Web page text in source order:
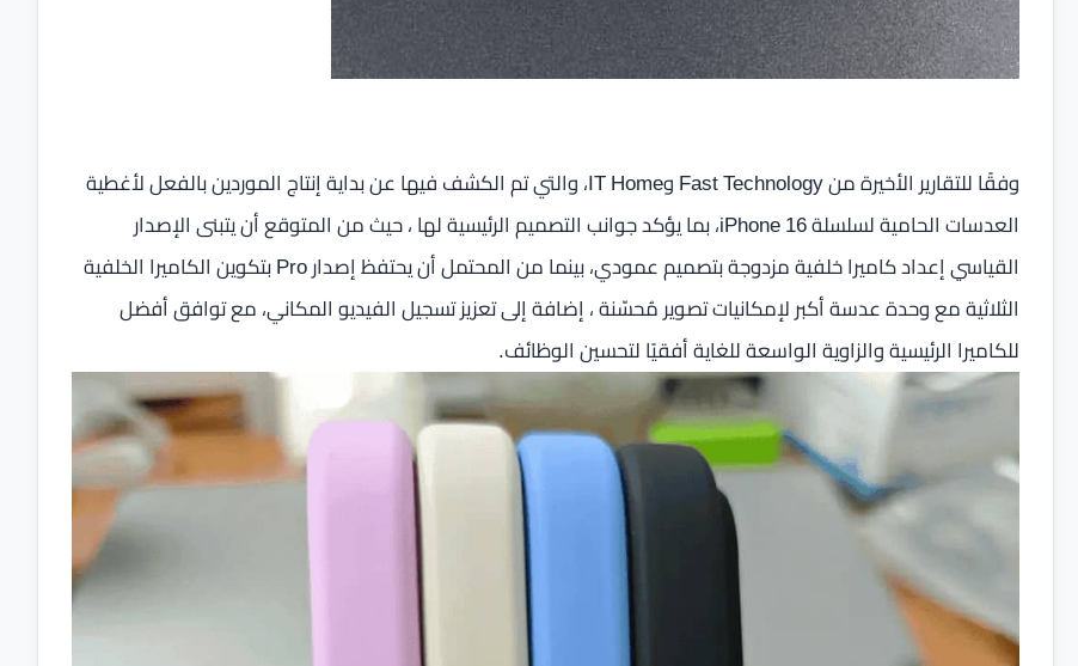
وفقًا للتقارير الأخيرة من Fast Technology وIT Home، والتي تم الكشف فيها عن بداية إنتاج الموردين بالفعل لأغطية
العدسات الحامية لسلسلة iPhone 16، بما يؤكد جوانب التصميم الرئيسية لها ، حيث من المتوقع أن يتبنى الإصدار
القياسي إعداد كاميرا خلفية مزدوجة بتصميم عمودي، بينما من المحتمل أن يحتفظ إصدار Pro بتكوين الكاميرا الخلفية
الثلاثية مع وحدة عدسة أكبر لإمكانيات تصوير مُحسّنة ، إضافة إلى تعزيز تسجيل الفيديو المكاني، مع توافق أفضل
للكاميرا الرئيسية والزاوية الواسعة للغاية أفقيًا لتحسين الوظائف.